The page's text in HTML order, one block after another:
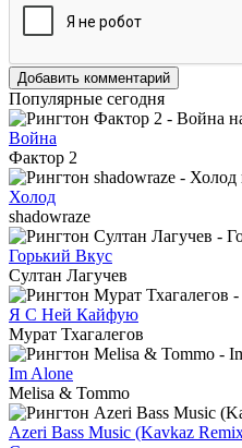
Добавить комментарий
Популярные сегодня
Война
Фактор 2
Холод
shadowraze
Горький Вкус
Султан Лагучев
Я С Ней Кайфую
Мурат Тхагалегов
Im Alone
Melisa & Tommo
Azeri Bass Music (Kavkaz